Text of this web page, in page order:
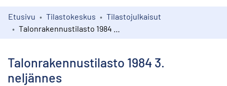
Kokoelmat
Etusivu Tilastokeskus
Tilastojulkaisut
Talonrakennustilasto 1984 3.
neljännes